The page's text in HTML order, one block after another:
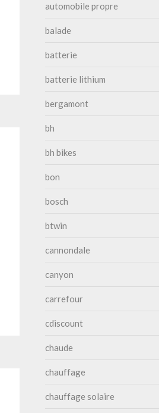
automobile propre
balade
batterie
batterie lithium
bergamont
bh
bh bikes
bon
bosch
btwin
cannondale
canyon
carrefour
cdiscount
chaude
chauffage
chauffage solaire